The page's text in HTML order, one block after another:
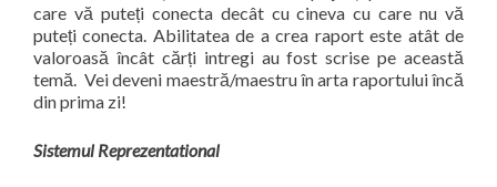
care vă puteți conecta decât cu cineva cu care nu vă
puteți conecta. Abilitatea de a crea raport este atât de
valoroasă încât cărți intregi au fost scrise pe această
temă. Vei deveni maestră/maestru în arta raportului încă
din prima zi!
Sistemul Reprezentational